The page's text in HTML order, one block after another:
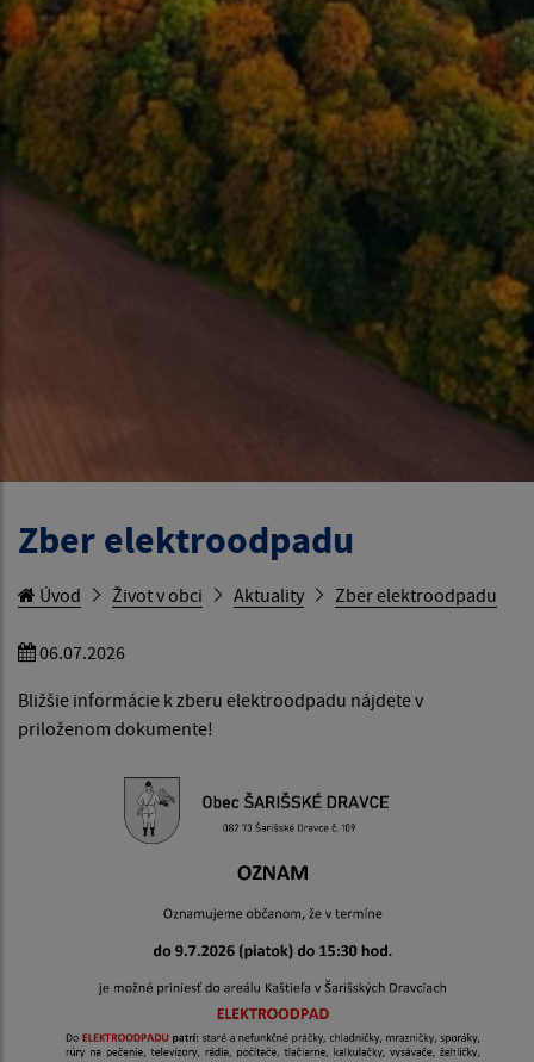
Zber elektroodpadu
Úvod Život v obci Aktuality Zber elektroodpadu
06.07.2026
Bližšie informácie k zberu elektroodpadu nájdete v
priloženom dokumente!